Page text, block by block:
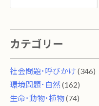
カテゴリー
社会問題･呼びかけ (346)
環境問題･自然(162)
生命･動物･植物(74)